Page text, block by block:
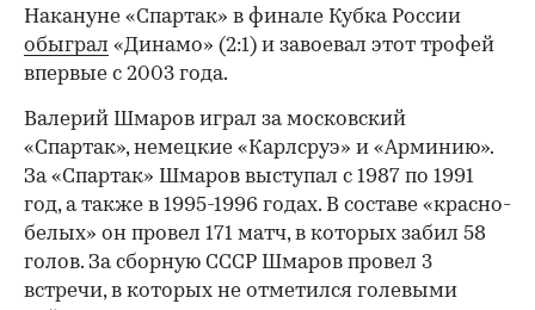
Накануне «Спартак» в финале Кубка России
обыграл «Динамо» (2:1) и завоевал этот трофей
впервые с 2003 года.
Валерий Шмаров играл за московский
«Спартак», немецкие «Карлсруэ» и «Арминию».
За «Спартак» Шмаров выступал с 1987 по 1991
год, а также в 1995-1996 годах. В составе «красно-
белых» он провел 171 матч, в которых забил 58
голов. За сборную СССР Шмаров провел 3
встречи, в которых не отметился голевыми